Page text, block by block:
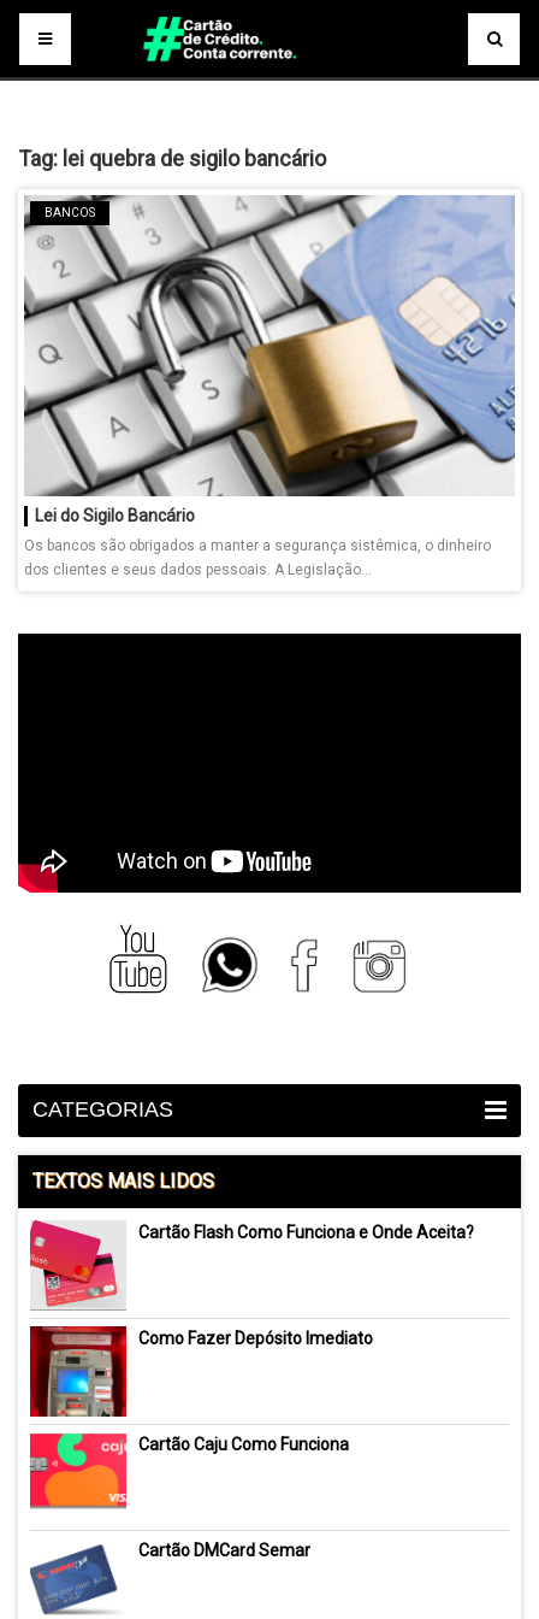
Tag: lei quebra de sigilo bancário
BANCOS
Lei do Sigilo Bancário
Os bancos são obrigados a manter a segurança sistêmica, o dinheiro
dos clientes e seus dados pessoais. A Legislação...
CATEGORIAS
TEXTOS MAIS LIDOS
Cartão Flash Como Funciona e Onde Aceita?
Como Fazer Depósito Imediato
Cartão Caju Como Funciona
Cartão DMCard Semar